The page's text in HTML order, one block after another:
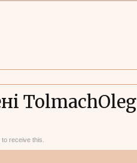
TolmachOleg
receive this.